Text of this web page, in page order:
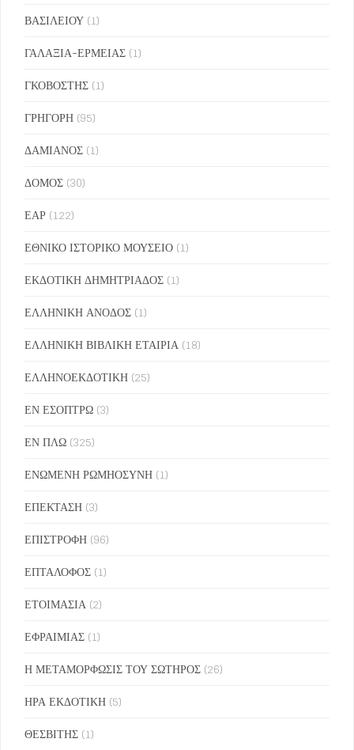
ΒΑΣΙΛΕΙΟΥ (1)
ΓΑΛΑΞΙΑ-ΕΡΜΕΙΑΣ (1)
ΓΚΟΒΟΣΤΗΣ (1)
ΓΡΗΓΟΡΗ (95)
ΔΑΜΙΑΝΟΣ (1)
ΔΟΜΟΣ (30)
ΕΑΡ (122)
ΕΘΝΙΚΟ ΙΣΤΟΡΙΚΟ ΜΟΥΣΕΙΟ (1)
ΕΚΔΟΤΙΚΗ ΔΗΜΗΤΡΙΑΔΟΣ (1)
ΕΛΛΗΝΙΚΗ ΑΝΟΔΟΣ (1)
ΕΛΛΗΝΙΚΗ ΒΙΒΛΙΚΗ ΕΤΑΙΡΙΑ (18)
ΕΛΛΗΝΟΕΚΔΟΤΙΚΗ (25)
ΕΝ ΕΣΟΠΤΡΩ (3)
ΕΝ ΠΛΩ (325)
ΕΝΩΜΕΝΗ ΡΩΜΗΟΣΥΝΗ (1)
ΕΠΕΚΤΑΣΗ (3)
ΕΠΙΣΤΡΟΦΗ (96)
ΕΠΤΑΛΟΦΟΣ (1)
ΕΤΟΙΜΑΣΙΑ (2)
ΕΦΡΑΙΜΙΑΣ (1)
Η ΜΕΤΑΜΟΡΦΩΣΙΣ ΤΟΥ ΣΩΤΗΡΟΣ (26)
ΗΡΑ ΕΚΔΟΤΙΚΗ (5)
ΘΕΣΒΙΤΗΣ (1)